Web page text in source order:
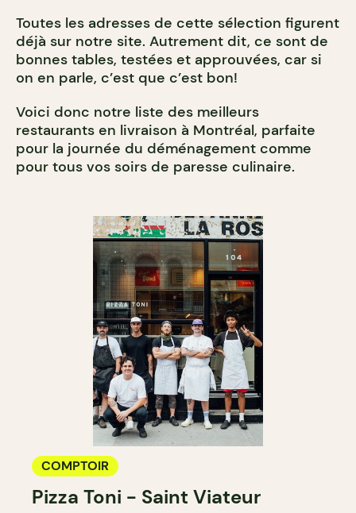
Toutes les adresses de cette sélection figurent
déjà sur notre site. Autrement dit, ce sont de
bonnes tables, testées et approuvées, car si
on en parle, c’est que c’est bon!
Voici donc notre liste des meilleurs
restaurants en livraison à Montréal, parfaite
pour la journée du déménagement comme
pour tous vos soirs de paresse culinaire.
COMPTOIR
Pizza Toni - Saint Viateur